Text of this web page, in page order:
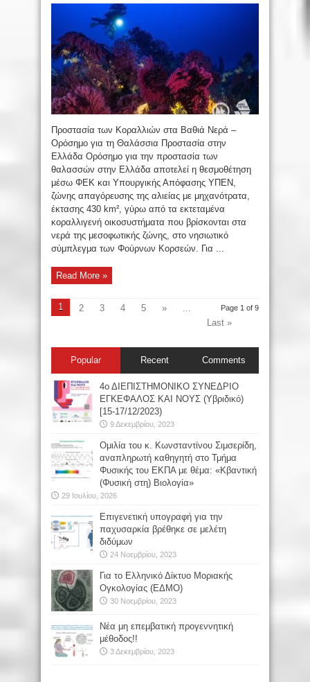
Προστασία των Κοραλλιών στα Βαθιά Νερά –
Ορόσημο για τη Θαλάσσια Προστασία στην
Ελλάδα Ορόσημο για την προστασία των
θαλασσών στην Ελλάδα αποτελεί η θεσμοθέτηση
μέσω ΦΕΚ και Υπουργικής Απόφασης ΥΠΕΝ,
ζώνης απαγόρευσης της αλιείας με μηχανότρατα,
έκτασης 430 km², γύρω από τα εκτεταμένα
κοραλλιγενή οικοσυστήματα που βρίσκονται στα
νερά της μεσοφωτικής ζώνης, στο νησιωτικό
σύμπλεγμα των Φούρνων Κορσεών. Για ...
Read More »
Page 1 of 9
1 2 3 4 5 »
Last »
Popular Recent Comments
4ο ΔΙΕΠΙΣΤΗΜΟΝΙΚΟ ΣΥΝΕΔΡΙΟ
ΕΓΚΕΦΑΛΟΣ ΚΑΙ ΝΟΥΣ (Υβριδικό)
[15-17/12/2023)
9 Δεκεμβρίου, 2023
Oμιλία του κ. Κωνσταντίνου Σιμσερίδη,
αναπληρωτή καθηγητή στο Τμήμα
Φυσικής του ΕΚΠΑ με θέμα: «Κβαντική
(Φυσική στη) Βιολογία»
29 Ιουλίου, 2026
Επιγενετική υπογραφή για την
παχυσαρκία βρέθηκε σε μελέτη
διδύμων
24 Νοεμβρίου, 2023
Για το Ελληνικό Δίκτυο Μοριακής
Ογκολογίας (ΕΔΜΟ)
30 Νοεμβρίου, 2023
Νέα μη επεμβατική προγεννητική
μέθοδος!!
3 Δεκεμβρίου, 2023